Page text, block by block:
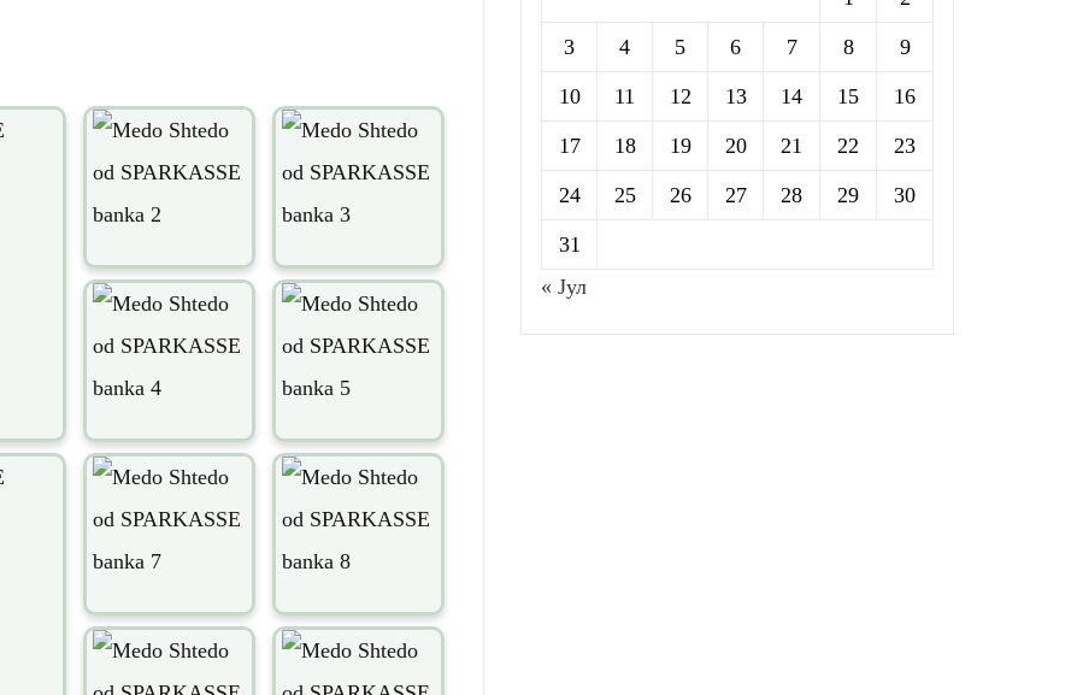
3 4 5 6 7 8 9
10 11 12 13 14 15 16
17 18 19 20 21 22 23
24 25 26 27 28 29 30
31
« Јул